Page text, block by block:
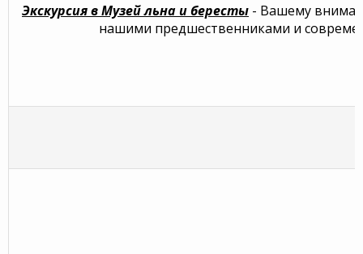
Экскурсия в Музей льна и бересты - Вашему
нашими предшественниками и